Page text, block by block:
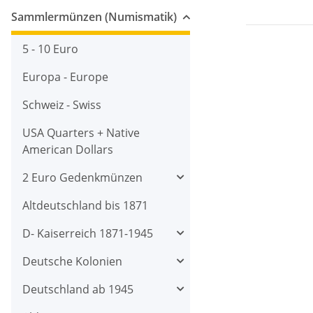
Sammlermünzen (Numismatik)
5 - 10 Euro
Europa - Europe
Schweiz - Swiss
USA Quarters + Native
American Dollars
2 Euro Gedenkmünzen
Altdeutschland bis 1871
D- Kaiserreich 1871-1945
Deutsche Kolonien
Deutschland ab 1945